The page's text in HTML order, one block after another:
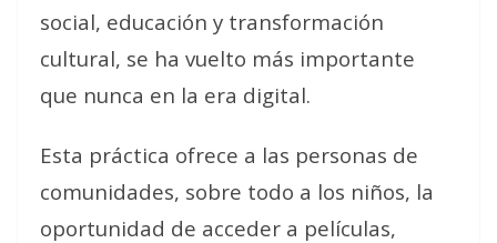
social, educación y transformación
cultural, se ha vuelto más importante
que nunca en la era digital.
Esta práctica ofrece a las personas de
comunidades, sobre todo a los niños, la
oportunidad de acceder a películas,